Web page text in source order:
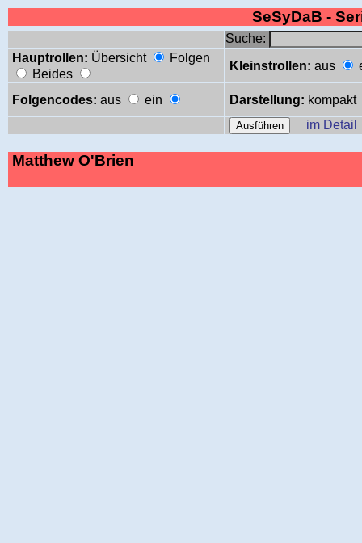
SeSyDaB -
Suche:
Hauptrollen: Übersicht
Folgen
Beides
Kleinstrollen: aus
Folgencodes: aus ein Darstellung: kompakt
im Detail
Matthew O'Brien